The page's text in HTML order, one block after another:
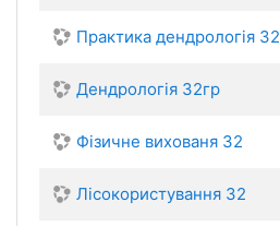
Практика дендрологія 32
Дендрологія 32гр
Фізичне вихованя 32
Лісокористування 32